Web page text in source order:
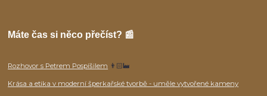
Máte čas si něco přečíst? 📰
Rozhovor s Petrem Pospíšilem 👨🏻‍🏭
Krása a etika v moderní šperkařské tvorbě - uměle vytvořené kameny